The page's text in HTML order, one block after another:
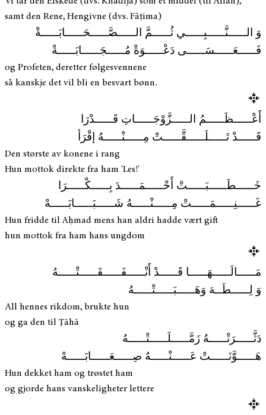
samt den Rene, Hengivne (dvs. Fāṭima)
وَ الـــــنَّـــــبِـــــي ثُـــــمَّ الـــــصَّـــــحَـــــابَـــــةْ
فَـــــعَـــــسَـــــى دَعْـــــوَةْ مُـــــجَـــــابَـــــةْ
og Profeten, deretter følgesvennene
så kanskje det vil bli en besvart bønn.
أَعْـــــظَـــــمُ الـــــزَّوْجَـــــاتِ قَـــــدْرَا
قَـــــدْ تَـــــلَـــــقَّـــــتْ مِـــــنْـــــهُ إقْرَأ
Den største av konene i rang
Hun mottok direkte fra ham 'Les!'
خَـــــطَـــــبَـــــتْ أَحْـــــمَـــــدَ بِـــــكْـــــرَا
غَـــــنِـــــمَـــــتْ مِـــــنْـــــهُ شَـــــبَـــــابَـــــهْ
Hun fridde til Aḥmad mens han aldri hadde vært gift
hun mottok fra ham hans ungdom
مَـــــالَـــــهَـــــا قَـــــدْ أَنْـــــفَـــــقَـــــتْـــــهُ
وَ لِـــــطَــهَ وَهَـــــبَـــــتْـــــهُ
All hennes rikdom, brukte hun
og ga den til Ṭāhā
دَثَّـــــرَتْـــــهُ زَمَّـــــلَـــــتْـــــهُ
هَـــــوَّنَـــــتْ عَـــــنْـــــهُ صِـــــعَـــــابَـــــهْ
Hun dekket ham og trøstet ham
og gjorde hans vanskeligheter lettere